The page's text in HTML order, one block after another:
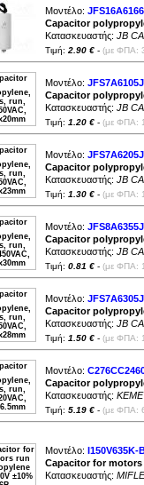
Μοντέλο:
Capacitor
Κατασκευαστής: JB
Τιμή: 2.90 € - (με ΦΠΑ:
Μοντέλο:
Capacitor
Κατασκευαστής: JB
Τιμή: 1.20 € - (με ΦΠΑ:
Μοντέλο:
Capacitor
Κατασκευαστής: JB
Τιμή: 1.30 € - (με ΦΠΑ:
Μοντέλο:
Capacitor
Κατασκευαστής: JB
Τιμή: 0.81 € - (με ΦΠΑ:
Μοντέλο:
Capacitor
Κατασκευαστής: JB
Τιμή: 1.50 € - (με ΦΠΑ:
Μοντέλο:
Capacitor
Κατασκευαστής:
Τιμή: 5.19 € - (με ΦΠΑ:
Μοντέλο: I150V635K-
Capacitor for motors
Κατασκευαστής: